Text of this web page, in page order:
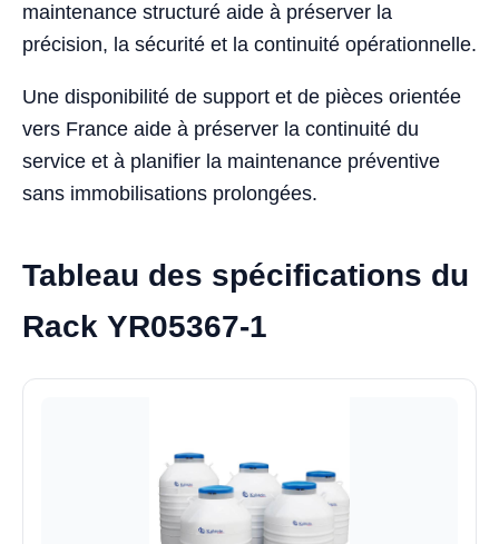
maintenance structuré aide à préserver la
précision, la sécurité et la continuité opérationnelle.
Une disponibilité de support et de pièces orientée
vers France aide à préserver la continuité du
service et à planifier la maintenance préventive
sans immobilisations prolongées.
Tableau des spécifications du
Rack YR05367-1